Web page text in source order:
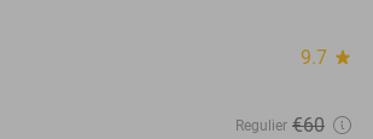
9.7 star
Regulier €60